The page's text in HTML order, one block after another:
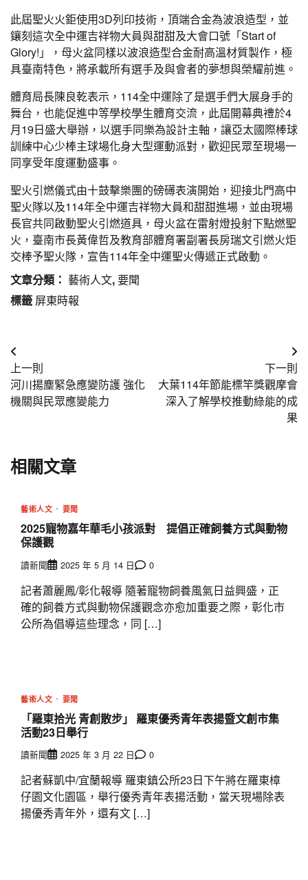
此屆聖火火鉅使用3D列印技術，頂端合金為波浪造型，並
鑲刻這次全中運吉祥物大員與甜甜及大會口號「Start of
Glory!」，母火盆同樣以波浪造型合金耐高溫材質製作，極
具臺南特色，將承載所有選手及與會者的夢想與榮耀前進。
體育局長陳良乾表示，114全中運除了是選手們大展身手的
舞台，也能促進中等學校學生體育交流，此屆開幕典禮於4
月19日盛大舉辦，以選手同樂為設計主軸，讓亞太國際棒球
訓練中心少棒主球場化身大型運動派對，歡迎民眾至現場一
同享受年度運動盛事。
聖火引燃儀式由十鼓擊樂團的磅礡表演開始，迎接北門高中
聖火隊以及114年全中運吉祥物大員和甜甜進場，並由現場
長官共同啟動聖火引燃道具，母火盆在雷射燈投射下點燃聖
火，臺南市長黃偉哲及教育部體育署副署長房瑞文引燃火炬
交棒予聖火隊，宣告114年全中運聖火傳遞正式啟動。
文章分類： 藝術人文,要聞
標籤 屏東時報
文
章
導
上一則
河川揚塵緊急應變防護 強化
機關與民眾應變能力
下一則
大葉114年節能標竿獎觀摩會
深入了解學校推動綠能的成
果
相關文章
藝術人文 要聞
2025寵物嘉年華毛小孩派對 提倡正確飼養方式與動物
保護觀
讀新聞 2025 年 5 月 14 日 0
記者蕭麗鳳/彰化報導 隨著寵物飼養風氣日益興盛，正
確的飼養方式與動物保護觀念亦愈加重要之際，彰化市
公所為倡導這些理念，同 […]
藝術人文 要聞
「羅東拾光 青創散步」 羅東優秀青年表揚暨文創巿集
活動23日舉行
讀新聞 2025 年 3 月 22 日 0
記者蘇凱中/宜蘭報導 羅東鎮公所23日下午將在羅東樟
仔園文化園區，舉行優秀青年表揚活動，當天現場除表
揚優秀青年外，還有文 […]